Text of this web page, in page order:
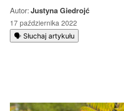
Autor:Justyna Giedrojć
17 października 2022
🗣️ Słuchaj artykułu